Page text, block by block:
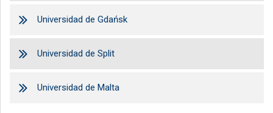
Universidad de Gdańsk
Universidad de Split
Universidad de Malta